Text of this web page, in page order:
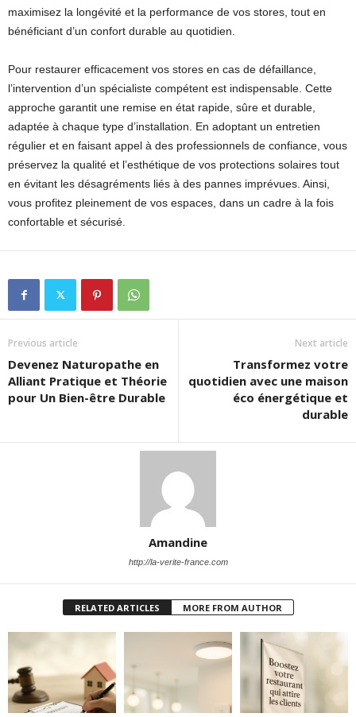
maximisez la longévité et la performance de vos stores, tout en
bénéficiant d’un confort durable au quotidien.
Pour restaurer efficacement vos stores en cas de défaillance,
l’intervention d’un spécialiste compétent est indispensable. Cette
approche garantit une remise en état rapide, sûre et durable,
adaptée à chaque type d’installation. En adoptant un entretien
régulier et en faisant appel à des professionnels de confiance, vous
préservez la qualité et l’esthétique de vos protections solaires tout
en évitant les désagréments liés à des pannes imprévues. Ainsi,
vous profitez pleinement de vos espaces, dans un cadre à la fois
confortable et sécurisé.
Previous article
Devenez Naturopathe en
Alliant Pratique et Théorie
pour Un Bien-être Durable
Next article
Transformez votre
quotidien avec une maison
éco énergétique et
durable
Amandine
http://la-verite-france.com
RELATED ARTICLES MORE FROM AUTHOR